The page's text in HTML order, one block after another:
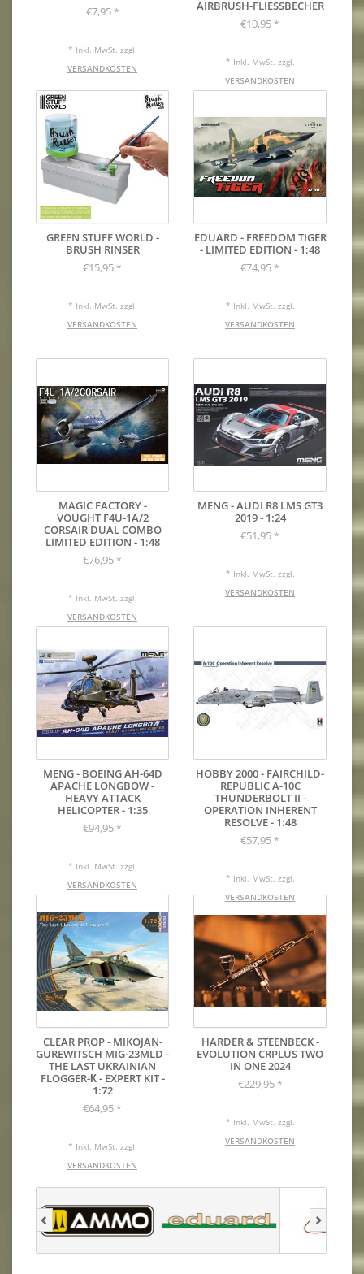
€7,95 *
* Inkl. MwSt. zzgl.
VERSANDKOSTEN
AIRBRUSH-FLIESSBECHER
€10,95 *
* Inkl. MwSt. zzgl.
VERSANDKOSTEN
GREEN STUFF WORLD -
BRUSH RINSER
€15,95 *
* Inkl. MwSt. zzgl.
VERSANDKOSTEN
EDUARD - FREEDOM TIGER
- LIMITED EDITION - 1:48
€74,95 *
* Inkl. MwSt. zzgl.
VERSANDKOSTEN
MAGIC FACTORY -
VOUGHT F4U-1A/2
CORSAIR DUAL COMBO
LIMITED EDITION - 1:48
€76,95 *
* Inkl. MwSt. zzgl.
VERSANDKOSTEN
MENG - AUDI R8 LMS GT3
2019 - 1:24
€51,95 *
* Inkl. MwSt. zzgl.
VERSANDKOSTEN
MENG - BOEING AH-64D
APACHE LONGBOW -
HEAVY ATTACK
HELICOPTER - 1:35
€94,95 *
* Inkl. MwSt. zzgl.
VERSANDKOSTEN
HOBBY 2000 - FAIRCHILD-
REPUBLIC A-10C
THUNDERBOLT II -
OPERATION INHERENT
RESOLVE - 1:48
€57,95 *
* Inkl. MwSt. zzgl.
VERSANDKOSTEN
CLEAR PROP - MIKOJAN-
GUREWITSCH MIG-23MLD -
THE LAST UKRAINIAN
FLOGGER-К - EXPERT KIT -
1:72
€64,95 *
* Inkl. MwSt. zzgl.
VERSANDKOSTEN
HARDER & STEENBECK -
EVOLUTION CRPLUS TWO
IN ONE 2024
€229,95 *
* Inkl. MwSt. zzgl.
VERSANDKOSTEN